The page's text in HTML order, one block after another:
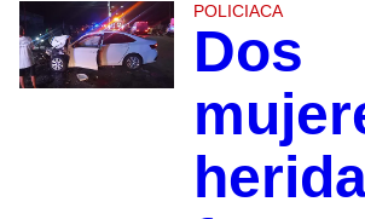
POLICIACA
Dos